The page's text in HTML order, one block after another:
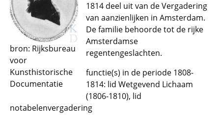
bron: Rijksbureau
voor
Kunsthistorische
Documentatie
1814 deel uit van de Vergadering
van aanzienlijken in Amsterdam.
De familie behoorde tot de rijke
Amsterdamse
regentengeslachten.
functie(s) in de periode 1808-
1814: lid Wetgevend Lichaam
(1806-1810), lid
notabelenvergadering